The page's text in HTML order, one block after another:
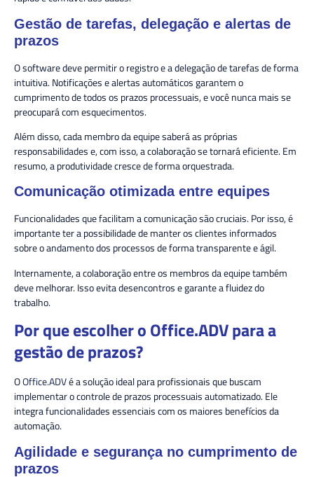
Gestão de tarefas, delegação e alertas de
prazos
O software deve permitir o registro e a delegação de tarefas de forma
intuitiva. Notificações e alertas automáticos garantem o
cumprimento de todos os prazos processuais, e você nunca mais se
preocupará com esquecimentos.
Além disso, cada membro da equipe saberá as próprias
responsabilidades e, com isso, a colaboração se tornará eficiente. Em
resumo, a produtividade cresce de forma orquestrada.
Comunicação otimizada entre equipes
Funcionalidades que facilitam a comunicação são cruciais. Por isso, é
importante ter a possibilidade de manter os clientes informados
sobre o andamento dos processos de forma transparente e ágil.
Internamente, a colaboração entre os membros da equipe também
deve melhorar. Isso evita desencontros e garante a fluidez do
trabalho.
Por que escolher o Office.ADV para a
gestão de prazos?
OOffice.ADVé a solução ideal para profissionais que buscam
implementar o controle de prazos processuais automatizado. Ele
integra funcionalidades essenciais com os maiores benefícios da
automação.
Agilidade e segurança no cumprimento de
prazos